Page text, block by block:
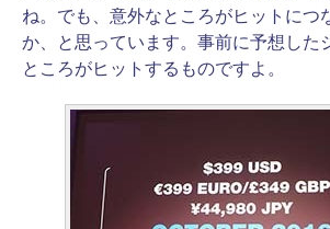
ね。でも、意外なところがヒットにつ
か、と思っています。事前に予想した
ところがヒットするものですよ。